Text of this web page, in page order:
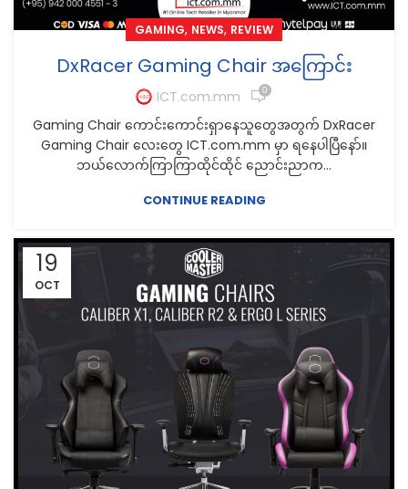
GAMING, NEWS, REVIEW
DxRacer Gaming Chair အကြောင်း
ICT.com.mm 0
Gaming Chair ကောင်းကောင်းရှာနေသူတွေအတွက် DxRacer
Gaming Chair လေးတွေ ICT.com.mm မှာ ရနေပါပြီနော်။
ဘယ်လောက်ကြာကြာထိုင်ထိုင် ညောင်းညာက...
CONTINUE READING
19
OCT